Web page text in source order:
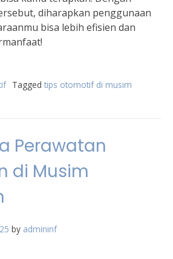
diharapkan penggunaan
bisa lebih efisien dan
Tagged tips otomotif di musim
Perawatan
di Musim
by admininf